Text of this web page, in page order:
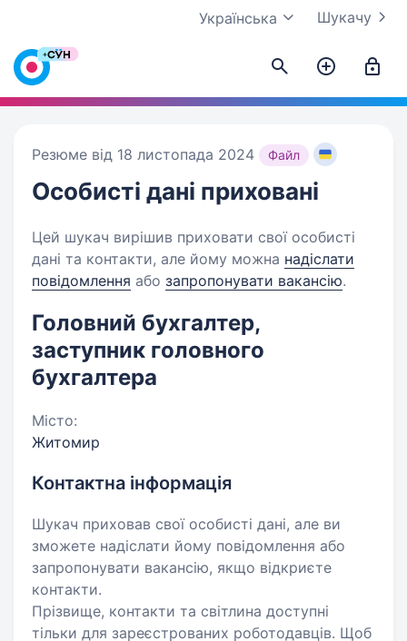
Шукачу
Українська
Резюме від 18 листопада 2024 Файл
Особисті дані приховані
Цей шукач вирішив приховати свої особисті
дані та контакти, але йому можна надіслати
повідомлення або запропонувати вакансію.
Головний бухгалтер,
заступник головного
бухгалтера
Місто:
Житомир
Контактна інформація
Шукач приховав свої особисті дані, але ви
зможете надіслати йому повідомлення або
запропонувати вакансію, якщо відкриєте
контакти.
Прізвище, контакти та світлина доступні
тільки для зареєстрованих роботодавців. Щоб